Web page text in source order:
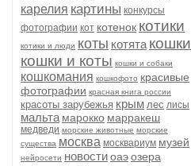
карелия картины конкурсы
фотографии кот котенок котики
котики и люди коты котята кошки
кошки и коты кошки и собаки
кошкомания кошкофото красивые
фотографии красная книга россии
красоты зарубежья крым лес лисы
мальта марокко марракеш
медведи морские животные морские
существа москва москвариум музей
нейросети новостиоаэозера